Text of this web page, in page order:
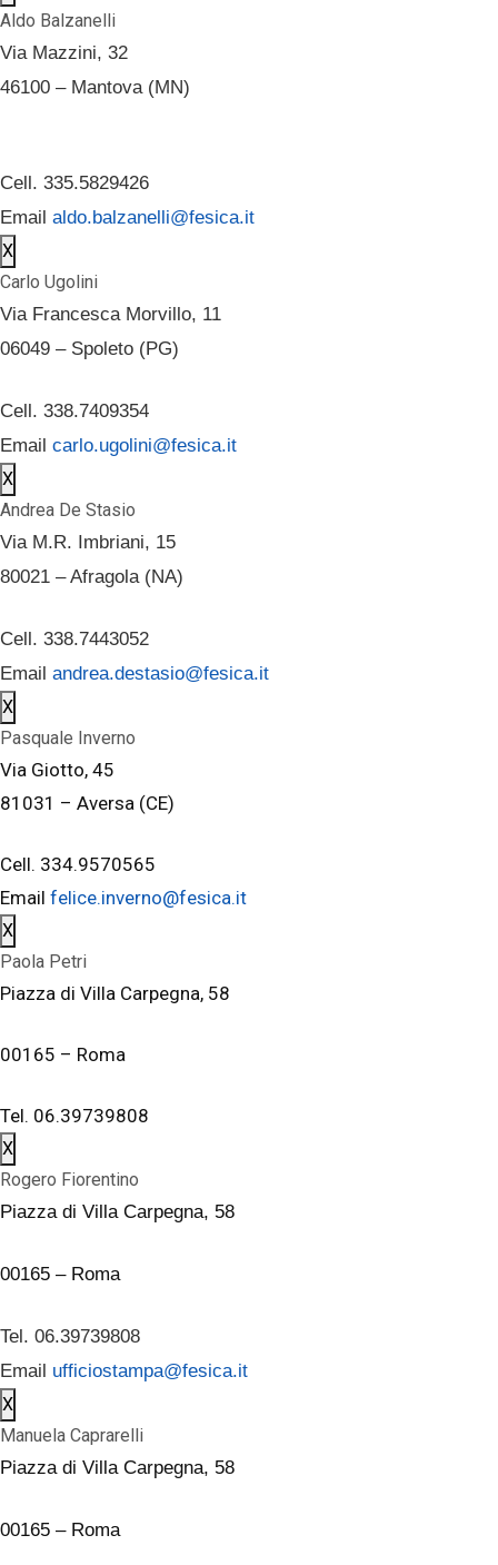
Aldo Balzanelli
Via Mazzini, 32
46100 – Mantova (MN)
Cell. 335.5829426
Email aldo.balzanelli@fesica.it
X
Carlo Ugolini
Via Francesca Morvillo, 11
06049 – Spoleto (PG)
Cell. 338.7409354
Email carlo.ugolini@fesica.it
X
Andrea De Stasio
Via M.R. Imbriani, 15
80021 – Afragola (NA)
Cell. 338.7443052
Email andrea.destasio@fesica.it
X
Pasquale Inverno
Via Giotto, 45
81031 – Aversa (CE)
Cell. 334.9570565
Email felice.inverno@fesica.it
X
Paola Petri
Piazza di Villa Carpegna, 58
00165 – Roma
Tel. 06.39739808
X
Rogero Fiorentino
Piazza di Villa Carpegna, 58
00165 – Roma
Tel. 06.39739808
Email ufficiostampa@fesica.it
X
Manuela Caprarelli
Piazza di Villa Carpegna, 58
00165 – Roma